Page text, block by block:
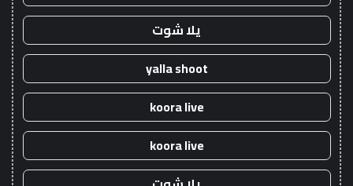
يلا شوت
yalla shoot
koora live
koora live